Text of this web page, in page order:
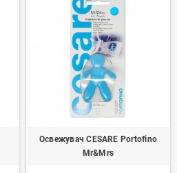
Освежувач CESARE Portofino
Mr&Mrs